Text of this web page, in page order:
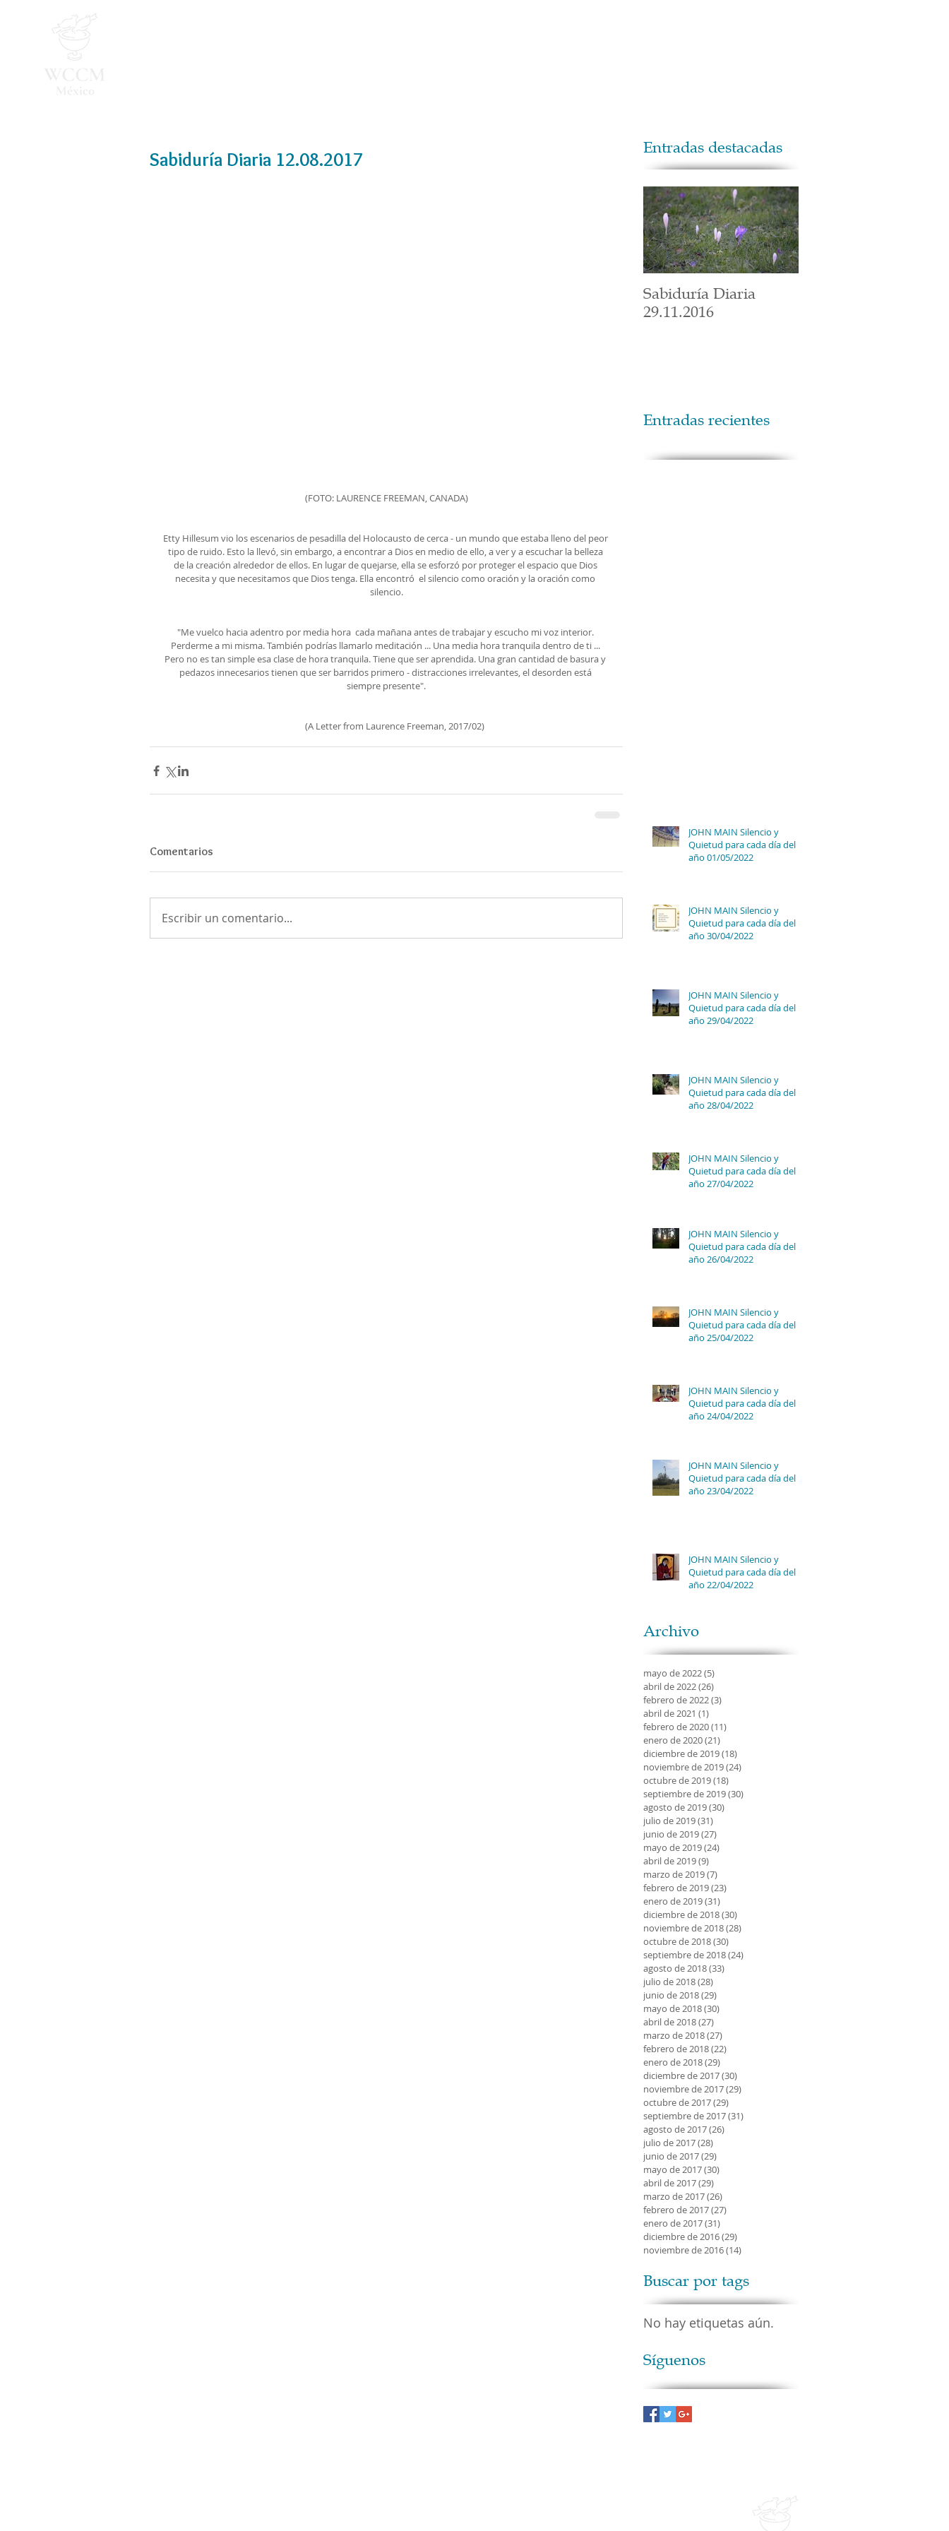
Sabiduría Diaria 12.08.2017
(FOTO: LAURENCE FREEMAN, CANADA)
Etty Hillesum vio los escenarios de pesadilla del Holocausto de cerca - un mundo que estaba lleno del peor
tipo de ruido. Esto la llevó, sin embargo, a encontrar a Dios en medio de ello, a ver y a escuchar la belleza
de la creación alrededor de ellos. En lugar de quejarse, ella se esforzó por proteger el espacio que Dios
necesita y que necesitamos que Dios tenga. Ella encontró  el silencio como oración y la oración como
silencio.
"Me vuelco hacia adentro por media hora  cada mañana antes de trabajar y escucho mi voz interior.
Perderme a mi misma. También podrías llamarlo meditación ... Una media hora tranquila dentro de ti ...
Pero no es tan simple esa clase de hora tranquila. Tiene que ser aprendida. Una gran cantidad de basura y
pedazos innecesarios tienen que ser barridos primero - distracciones irrelevantes, el desorden está
siempre presente".
        (A Letter from Laurence Freeman, 2017/02)
Comentarios
Escribir un comentario...
Entradas destacadas
Sabiduría Diaria
29.11.2016
Entradas recientes
JOHN MAIN Silencio y
Quietud para cada día del
año 01/05/2022
JOHN MAIN Silencio y
Quietud para cada día del
año 30/04/2022
JOHN MAIN Silencio y
Quietud para cada día del
año 29/04/2022
JOHN MAIN Silencio y
Quietud para cada día del
año 28/04/2022
JOHN MAIN Silencio y
Quietud para cada día del
año 27/04/2022
JOHN MAIN Silencio y
Quietud para cada día del
año 26/04/2022
JOHN MAIN Silencio y
Quietud para cada día del
año 25/04/2022
JOHN MAIN Silencio y
Quietud para cada día del
año 24/04/2022
JOHN MAIN Silencio y
Quietud para cada día del
año 23/04/2022
JOHN MAIN Silencio y
Quietud para cada día del
año 22/04/2022
Archivo
mayo de 2022(5)
abril de 2022(26)
febrero de 2022(3)
abril de 2021 (1)
febrero de 2020(11)
enero de 2020(21)
diciembre de 2019(18)
noviembre de 2019(24)
octubre de 2019(18)
septiembre de 2019(30)
agosto de 2019(30)
julio de 2019(31)
junio de 2019(27)
mayo de 2019(24)
abril de 2019(9)
marzo de 2019(7)
febrero de 2019(23)
enero de 2019(31)
diciembre de 2018(30)
noviembre de 2018(28)
octubre de 2018(30)
septiembre de 2018(24)
agosto de 2018(33)
julio de 2018(28)
junio de 2018(29)
mayo de 2018(30)
abril de 2018(27)
marzo de 2018(27)
febrero de 2018(22)
enero de 2018(29)
diciembre de 2017(30)
noviembre de 2017(29)
octubre de 2017(29)
septiembre de 2017(31)
agosto de 2017(26)
julio de 2017(28)
junio de 2017(29)
mayo de 2017(30)
abril de 2017(29)
marzo de 2017(26)
febrero de 2017(27)
enero de 2017(31)
diciembre de 2016(29)
noviembre de 2016(14)
Buscar por tags
No hay etiquetas aún.
Síguenos